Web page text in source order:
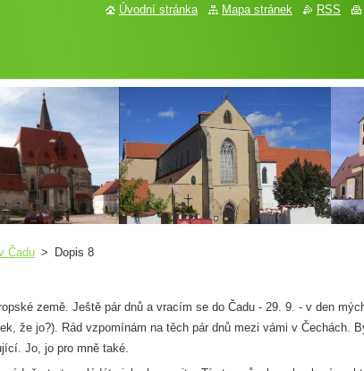
Čadu > Dopis 8
země. Ještě pár dnů a vracím se do Čadu - 29. 9. - v den
že jo?). Rád vzpomínám na těch pár dnů mezi vámi v Čechách.
Jo, jo pro mně také.
Úvodní stránka Mapa stránek RSS